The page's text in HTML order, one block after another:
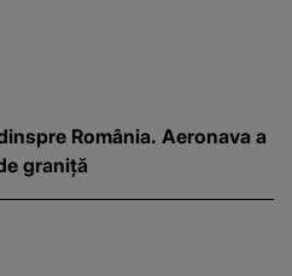
România. Aeronava a
graniță